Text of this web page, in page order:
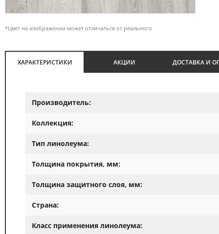
*Цвет на изображении может отличаться от реального
ХАРАКТЕРИСТИКИ АКЦИИ ДОСТАВКА И
Производитель:
Коллекция:
Тип линолеума:
Толщина покрытия, мм:
Толщина защитного слоя, мм:
Страна:
Класс применения линолеума: